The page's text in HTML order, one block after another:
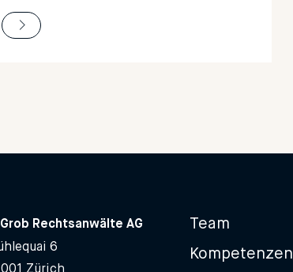
Rechtsanwälte AG
6
Zürich
Team
Kompetenzen